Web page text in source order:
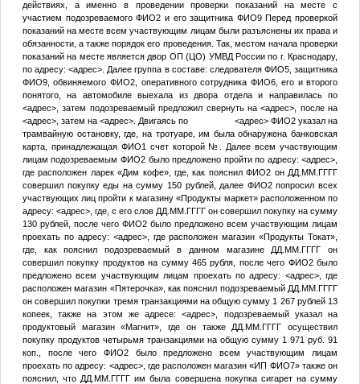
действиях, а именно в проведении проверки показаний на месте с
участием подозреваемогоФИО2 и его защитника ФИО9Перед проверкой
показаний на месте всем участвующим лицам были разъяснены их права и
обязанности, а также порядок его проведения. Так, местом начала проверки
показаний на месте является двор ОП (ЦО) УМВД России по г. Краснодару,
по адресу:<адрес> . Далее группа в составе: следователя ФИО5, защитника
ФИО9, обвиняемого ФИО2 , оперативного сотрудника ФИО6, его и второго
понятого, на автомобиле выехала из двора отдела и направилась по
<адрес>, затем подозреваемый предложил свернуть на<адрес> , после на
<адрес>, затем на<адрес> . Двигаясь по <адрес> ФИО2указал на
трамвайную остановку, где, на тротуаре, им была обнаружена банковская
карта, принадлежащая ФИО1 счет которой №
. Далее всем участвующим
лицам подозреваемым ФИО2 было предложено пройти по адресу:<адрес>
где расположен ларек «Дим кофе», где, как пояснилФИО2 он ДД.ММ.ГГГГ
совершил покупку еды на сумму 150 рублей, далее ФИО2попросил всех
участвующих лиц пройти к магазину «Продукты маркет» расположенном по
адресу: <адрес> , где, с его слов ДД.ММ.ГГГГ он совершил покупку на сумму
130 рублей, после чего ФИО2 было предложено всем участвующим лицам
проехать по адресу: <адрес>, где расположен магазин «Продукты Токат»,
где, как пояснил подозреваемый в данном магазине ДД.ММ.ГГГГ он
совершил покупку продуктов на сумму 465 рубля, после чего ФИО2было
предложено всем участвующим лицам проехать по адресу: <адрес>, где
расположен магазин «Пятерочка», как пояснил подозреваемый ДД.ММ.ГГГГ
он совершил покупки тремя транзакциями на общую сумму 1 267 рублей 13
копеек, также на этом же адресе:<адрес> , подозреваемый указал на
продуктовый магазин «Магнит», где он также ДД.ММ.ГГГГ осуществил
покупку продуктов четырьмя транзакциями на общую сумму 1 971 руб. 91
коп., после чего ФИО2было предложено всем участвующим лицам
проехать по адресу: <адрес>, где расположен магазин «ИП ФИО7» также он
пояснил, что ДД.ММ.ГГГГ им была совершена покупка сигарет на сумму